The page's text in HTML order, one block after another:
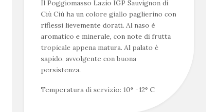
Il Poggiomasso Lazio IGP Sauvignon di
Ciù Ciù ha un colore giallo paglierino con
riflessi lievemente dorati. Al naso è
aromatico e minerale, con note di frutta
tropicale appena matura. Al palato è
sapido, avvolgente con buona
persistenza.
Temperatura di servizio: 10° -12° C